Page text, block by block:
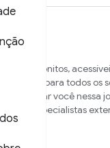
sites bonitos,
e para todos os
ajudar você nessa
e especialistas